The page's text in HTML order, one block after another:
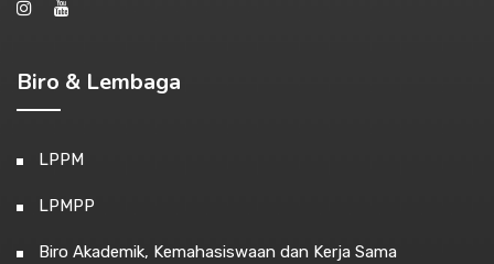
Biro & Lembaga
LPPM
LPMPP
Biro Akademik, Kemahasiswaan dan Kerja Sama